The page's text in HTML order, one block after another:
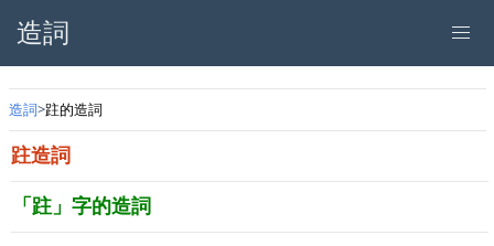
造詞
造詞 跓的造詞
跓造詞
「跓」字的造詞